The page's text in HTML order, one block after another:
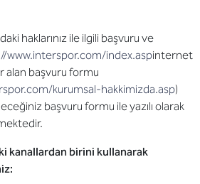
haklarınız ile ilgili başvuru ve
www.interspor.com/index.aspinternet
alan başvuru formu
kurumsal-hakkimizda.asp)
başvuru formu ile yazılı olarak
kanallardan birini kullanarak